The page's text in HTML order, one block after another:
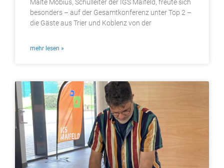
Malte Möbius, Schulleiter der IGS Maifeld, freute sich
besonders – auf der Gesamtkonferenz unter Top 2 –
die Gäste aus Trier und Koblenz von der
mehr lesen »